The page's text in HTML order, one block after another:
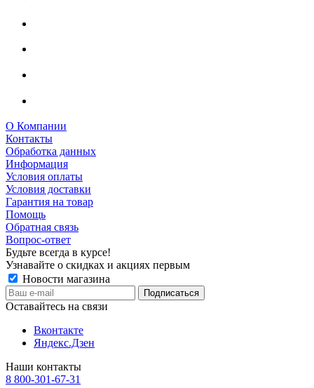
О Компании
Контакты
Обработка данных
Информация
Условия оплаты
Условия доставки
Гарантия на товар
Помощь
Обратная связь
Вопрос-ответ
Будьте всегда в курсе!
Узнавайте о скидках и акциях первым
Новости магазина
Оставайтесь на связи
Вконтакте
Яндекс.Дзен
Наши контакты
8 800-301-67-31